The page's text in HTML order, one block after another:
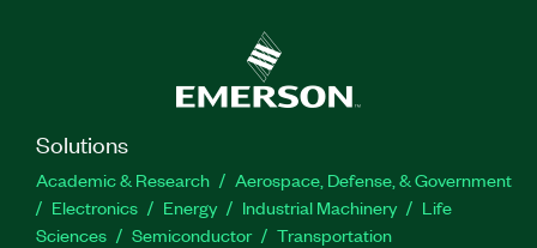
Solutions
Academic & Research
Aerospace, Defense, & Government
Electronics
Energy Industrial Machinery
Life
Sciences
Semiconductor Transportation